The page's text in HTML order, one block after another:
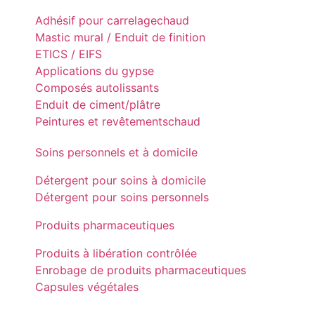
Adhésif pour carrelagechaud
Mastic mural / Enduit de finition
ETICS / EIFS
Applications du gypse
Composés autolissants
Enduit de ciment/plâtre
Peintures et revêtementschaud
Soins personnels et à domicile
Détergent pour soins à domicile
Détergent pour soins personnels
Produits pharmaceutiques
Produits à libération contrôlée
Enrobage de produits pharmaceutiques
Capsules végétales